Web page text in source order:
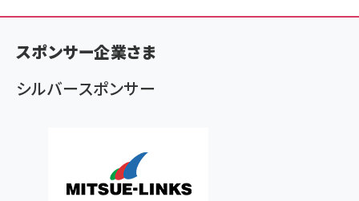
ン
く
ず
スポンサー企業さま
シルバースポンサー